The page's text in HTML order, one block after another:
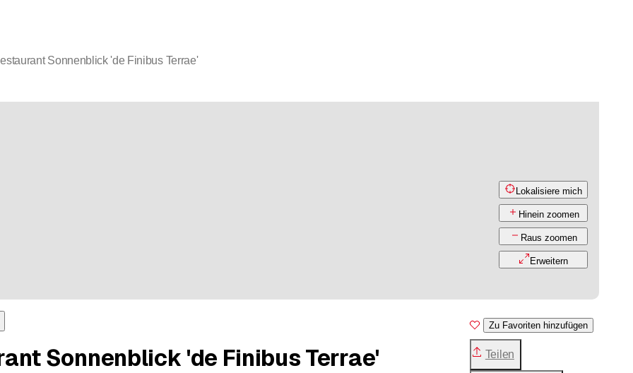
Lokalisiere mich
Hinein zoomen
Raus zoomen
Erweitern
Sternen bei 16 Bewertungen
Sonnenblick 'de Finibus Terrae'
Zu Favoriten hinzufügen
Teilen
Sonnenblick 'de Finibus Terrae'